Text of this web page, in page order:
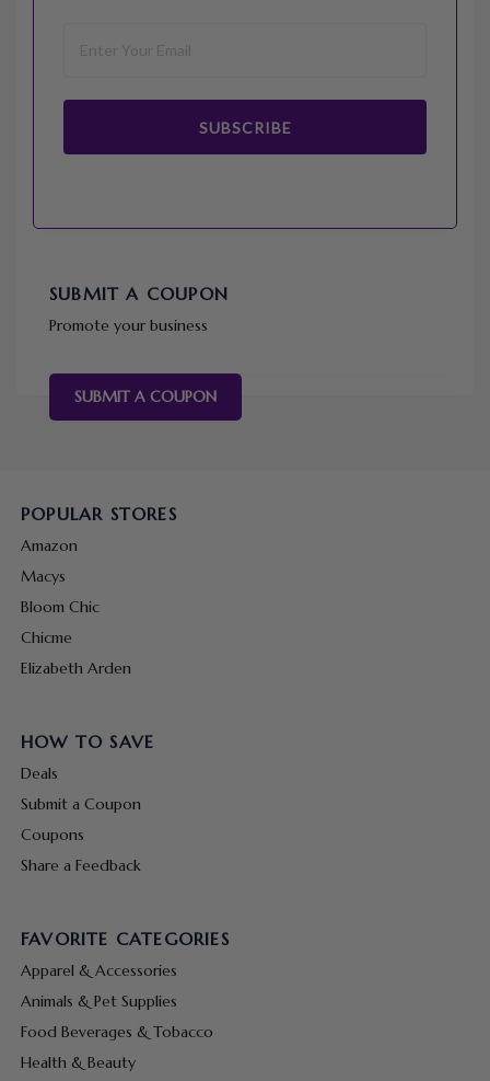
SUBSCRIBE
SUBMIT A COUPON
Promote your business
SUBMIT A COUPON
POPULAR STORES
Amazon
Macys
Bloom Chic
Chicme
Elizabeth Arden
HOW TO SAVE
Deals
Submit a Coupon
Coupons
Share a Feedback
FAVORITE CATEGORIES
Apparel & Accessories
Animals & Pet Supplies
Food Beverages & Tobacco
Health & Beauty